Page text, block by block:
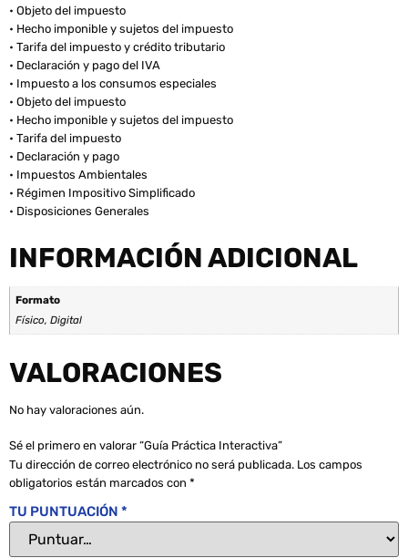
• Objeto del impuesto
• Hecho imponible y sujetos del impuesto
• Tarifa del impuesto y crédito tributario
• Declaración y pago del IVA
• Impuesto a los consumos especiales
• Objeto del impuesto
• Hecho imponible y sujetos del impuesto
• Tarifa del impuesto
• Declaración y pago
• Impuestos Ambientales
• Régimen Impositivo Simplificado
• Disposiciones Generales
INFORMACIÓN ADICIONAL
Formato
Físico, Digital
VALORACIONES
No hay valoraciones aún.
Sé el primero en valorar “Guía Práctica Interactiva”
Tu dirección de correo electrónico no será publicada. Los campos
obligatorios están marcados con *
TU PUNTUACIÓN *